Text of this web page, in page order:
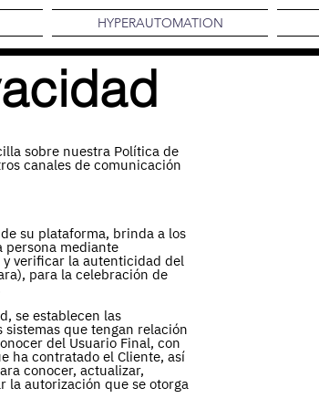
HYPERAUTOMATION
sobre nuestra Política de
canales de comunicación
su plataforma, brinda a los
persona mediante
verificar la autenticidad del
para la celebración de
se establecen las
que tengan relación
del Usuario Final, con
ha contratado el Cliente, así
conocer, actualizar,
la autorización que se otorga